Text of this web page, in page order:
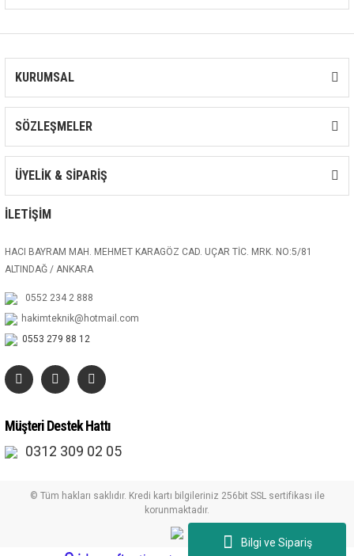
Bilgi ve Sipariş
KURUMSAL
SÖZLEŞMELER
ÜYELİK & SİPARİŞ
İLETİŞİM
HACI BAYRAM MAH. MEHMET KARAGÖZ CAD. UÇAR TİC. MRK. NO:5/81
ALTINDAĞ / ANKARA
0552 234 2 888
hakimteknik@hotmail.com
0553 279 88 12
Müşteri Destek Hattı
0312 309 02 05
© Tüm hakları saklıdır. Kredi kartı bilgileriniz 256bit SSL sertifikası ile
korunmaktadır.